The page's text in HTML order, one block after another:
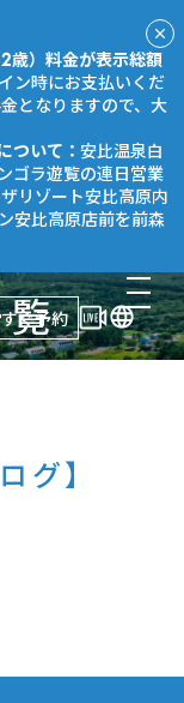
歳）料金が表示総額
ン時にお支払いくだ
となりますので、大
ついて： 安比温泉白
ゴラ遊覧の連日営業
リゾート安比高原内
安比高原店前を前森
ぐ予約
覧
グ】